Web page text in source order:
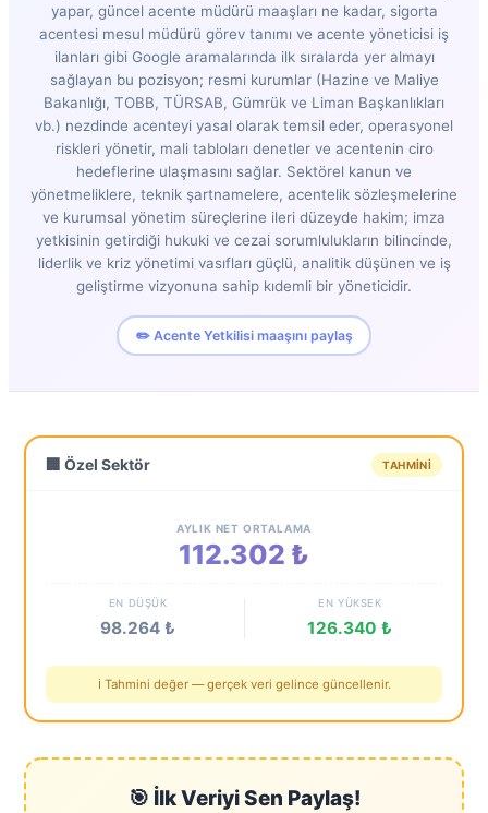
yapar, güncel acente müdürü maaşları ne kadar, sigorta
acentesi mesul müdürü görev tanımı ve acente yöneticisi iş
ilanları gibi Google aramalarında ilk sıralarda yer almayı
sağlayan bu pozisyon; resmi kurumlar (Hazine ve Maliye
Bakanlığı, TOBB, TÜRSAB, Gümrük ve Liman Başkanlıkları
vb.) nezdinde acenteyi yasal olarak temsil eder, operasyonel
riskleri yönetir, mali tabloları denetler ve acentenin ciro
hedeflerine ulaşmasını sağlar. Sektörel kanun ve
yönetmeliklere, teknik şartnamelere, acentelik sözleşmelerine
ve kurumsal yönetim süreçlerine ileri düzeyde hakim; imza
yetkisinin getirdiği hukuki ve cezai sorumlulukların bilincinde,
liderlik ve kriz yönetimi vasıfları güçlü, analitik düşünen ve iş
geliştirme vizyonuna sahip kıdemli bir yöneticidir.
✏️ Acente Yetkilisi maaşını paylaş
🏢 Özel Sektör TAHMINI
AYLIK NET ORTALAMA
112.302 ₺
EN DÜŞÜK
98.264 ₺
EN YÜKSEK
126.340 ₺
ℹ️ Tahmini değer — gerçek veri gelince güncellenir.
🎯 İlk Veriyi Sen Paylaş!